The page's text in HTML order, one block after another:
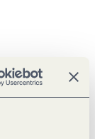
In unserer